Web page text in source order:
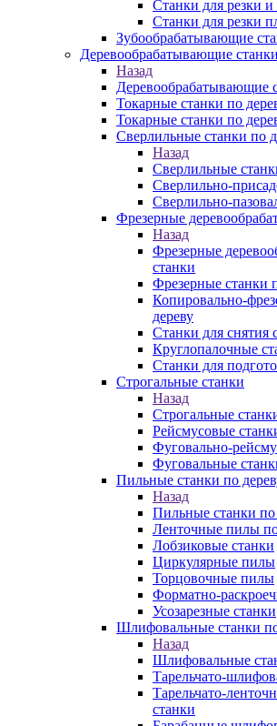
Станки для резки
Станки для резки
Зубообрабатывающие
Деревообрабатывающие станки
Назад
Деревообрабатывающие
Токарные станки по
Токарные станки по
Сверлильные станки по
Назад
Сверлильные
Сверлильно-
Сверлильно-
Фрезерные
Назад
Фрезерные
станки
Фрезерные станки
Копировально-
дереву
Станки для снятия
Круглопалочные
Станки для
Строгальные станки
Назад
Строгальные
Рейсмусовые
Фуговально-
Фуговальные
Пильные станки по
Назад
Пильные станки по
Ленточные пилы
Лобзиковые станки
Циркулярные пилы
Торцовочные пилы
Форматно-
Усозарезные станки
Шлифовальные станки
Назад
Шлифовальные
Тарельчато-
Тарельчато-
станки